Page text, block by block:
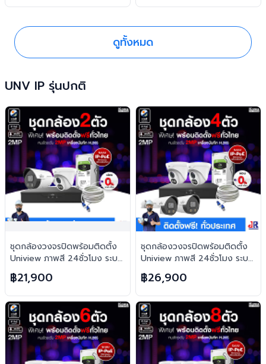
ดูทั้งหมด
UNV IP รุ่นปกติ
ชุดกล้องวงจรปิดพร้อมติดตั้ง
Uniview ภาพสี 24ชั่วโมง ระบบ
IP-PoE จำนวน 2 ตัว ความคม
ชัด 2MP บันทึกภาพพร้อมเสียง
และตอบโต้2ทิศทาง
฿21,900
ชุดกล้องวงจรปิดพร้อมติดตั้ง
Uniview ภาพสี 24ชั่วโมง ระบบ
IP-PoE จำนวน 4 ตัว ความคม
ชัด 2MP บันทึกภาพพร้อมเสียง
และตอบโต้2ทิศทาง
฿26,900